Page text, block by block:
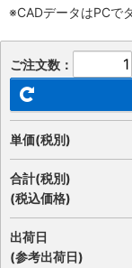
※CADデータはPCで
ご注文数：
単価(税別)
合計(税別)
(税込価格)
出荷日
(参考出荷日)